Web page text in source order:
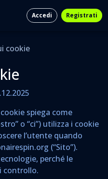
Accedi Registrati
cookie
spiega come
o “ci”) utilizza i cookie
l’utente quando
(“Sito”).
perché le
controllo.